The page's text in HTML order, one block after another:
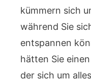
kümmern sich
während Sie
entspannen
hätten Sie
der sich um